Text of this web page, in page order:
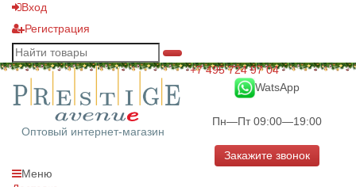
Вход
Регистрация
Оптовый интернет-магазин
+7 495 724 97 04
WatsApp
Пн—Пт 09:00—19:00
Закажите звонок
Меню